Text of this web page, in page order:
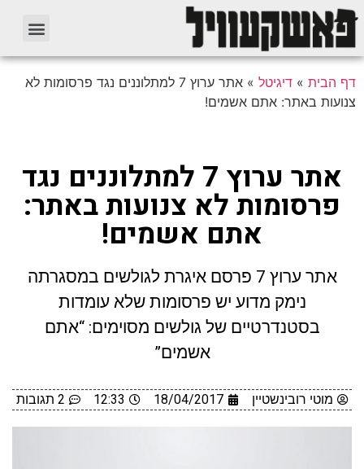
דף הבית » דיגיטל »
אתר ערוץ 7 למתלוננים נגד פרסומות לא
צנועות באתר: אתם אשמים!
אתר ערוץ 7 למתלוננים נגד
פרסומות לא צנועות באתר:
אתם אשמים!
אתר ערוץ 7 פרסם איגרת לגולשים במסגרתה
נימק מדוע יש פרסומות שלא עומדות
בסטנדרטיים של גולשים מסוימים: “אתם
אשמים”
מוטי רובינשטיין 18/04/2017
12:33 2 תגובות